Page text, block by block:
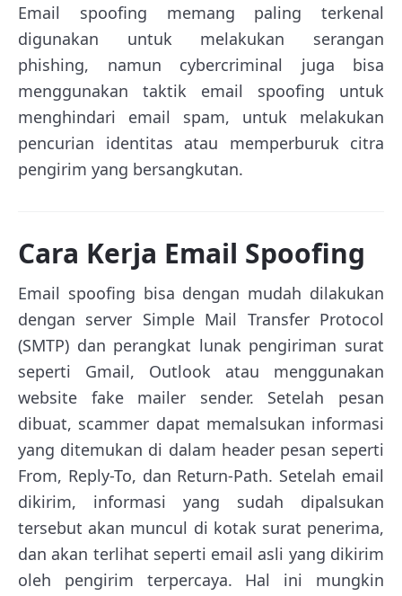
Email spoofing memang paling terkenal
digunakan untuk melakukan serangan
phishing, namun cybercriminal juga bisa
menggunakan taktik email spoofing untuk
menghindari email spam, untuk melakukan
pencurian identitas atau memperburuk citra
pengirim yang bersangkutan.
Cara Kerja Email Spoofing
Email spoofing bisa dengan mudah dilakukan
dengan server Simple Mail Transfer Protocol
(SMTP) dan perangkat lunak pengiriman surat
seperti Gmail, Outlook atau menggunakan
website fake mailer sender. Setelah pesan
dibuat, scammer dapat memalsukan informasi
yang ditemukan di dalam header pesan seperti
From, Reply-To, dan Return-Path. Setelah email
dikirim, informasi yang sudah dipalsukan
tersebut akan muncul di kotak surat penerima,
dan akan terlihat seperti email asli yang dikirim
oleh pengirim terpercaya. Hal ini mungkin